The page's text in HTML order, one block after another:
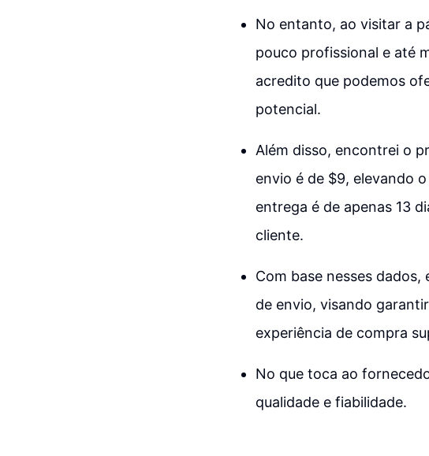
No entanto, ao visitar a
pouco profissional e até
acredito que podemos
potencial.
Além disso, encontrei o
envio é de $9, elevando
entrega é de apenas 13
cliente.
Com base nesses
de envio, visando
experiência de compra
No que toca ao
qualidade e fiabilidade.